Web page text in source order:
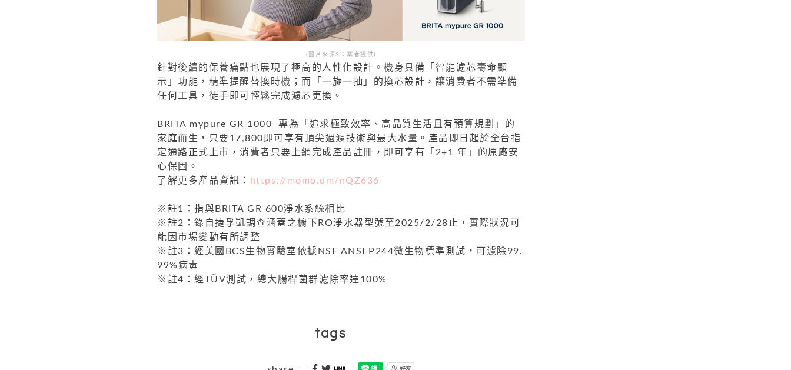
(圖片來源3：業者提供)
針對後續的保養痛點也展現了極高的人性化設計。機身具備「智能濾芯壽命顯
示」功能，精準提醒替換時機；而「一旋一抽」的換芯設計，讓消費者不需準備
任何工具，徒手即可輕鬆完成濾芯更換。
BRITA mypure GR 1000
專為「追求極致效率、高品質生活且有預算規劃」的
家庭而生，只要17,800即可享有頂尖過濾技術與最大水量。產品即日起於全台指
定通路正式上市，消費者只要上網完成產品註冊，即可享有「2+1 年」的原廠安
心保固。
了解更多產品資訊：
https://momo.dm/nQZ636
※註1：指與BRITA GR 600淨水系統相比
※註2：錄自捷孚凱調查涵蓋之櫥下RO淨水器型號至2025/2/28止，實際狀況可
能因市場變動有所調整
※註3：經美國BCS生物實驗室依據NSF ANSI P244微生物標準測試，可濾除99.
99%病毒
※註4：經TÜV測試，總大腸桿菌群濾除率達100%
tags